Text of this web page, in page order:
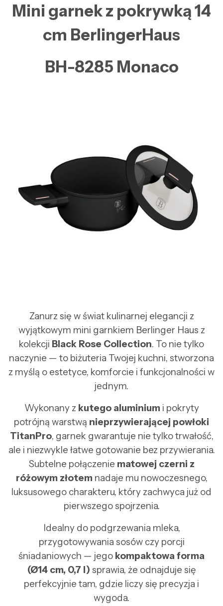
Mini garnek z pokrywką 14
cm BerlingerHaus
BH-8285 Monaco
Zanurz się w świat kulinarnej elegancji z
wyjątkowym mini garnkiem Berlinger Haus z
kolekcji Black Rose Collection. To nie tylko
naczynie — to biżuteria Twojej kuchni, stworzona
z myślą o estetyce, komforcie i funkcjonalności w
jednym.
Wykonany z kutego aluminium i pokryty
potrójną warstwą nieprzywierającej powłoki
TitanPro, garnek gwarantuje nie tylko trwałość,
ale i niezwykle łatwe gotowanie bez przywierania.
Subtelne połączenie matowej czerni z
różowym złotem nadaje mu nowoczesnego,
luksusowego charakteru, który zachwyca już od
pierwszego spojrzenia.
Idealny do podgrzewania mleka,
przygotowywania sosów czy porcji
śniadaniowych — jego kompaktowa forma
(Ø14 cm, 0,7 l) sprawia, że odnajduje się
perfekcyjnie tam, gdzie liczy się precyzja i
wygoda.